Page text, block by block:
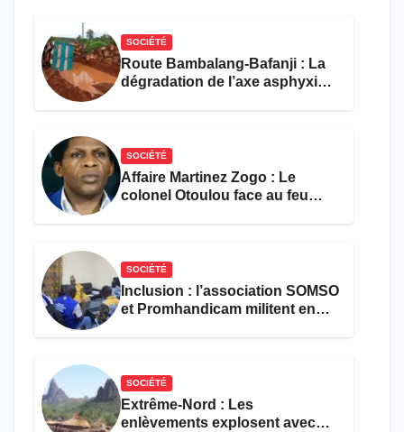
SOCIÉTÉ
Route Bambalang-Bafanji : La
dégradation de l’axe asphyxie
SOCIÉTÉ
Affaire Martinez Zogo : Le
colonel Otoulou face au feu
SOCIÉTÉ
Inclusion : l’association SOMSO
et Promhandicam militent en
SOCIÉTÉ
Extrême-Nord : Les
enlèvements explosent avec